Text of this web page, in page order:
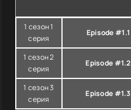
1 сезон 1
серия
Episode #1.1
1 сезон 2
серия
Episode #1.2
1 сезон 3
серия
Episode #1.3